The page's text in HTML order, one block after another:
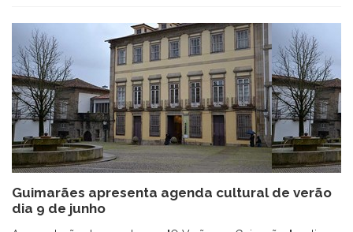
Guimarães apresenta agenda cultural de verão
dia 9 de junho